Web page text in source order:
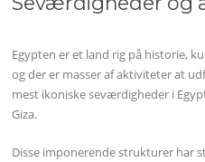
Egypten er et land rig på historie,
og der er masser af aktiviteter at
mest ikoniske seværdigheder i
Giza.
Disse imponerende strukturer har